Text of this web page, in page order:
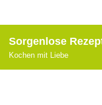
Inhalt
springen
Sorgenlose
Kochen mit Liebe